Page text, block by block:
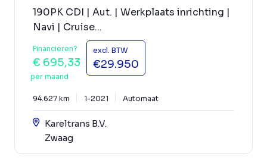
190PK CDI | Aut. | Werkplaats inrichting |
Navi | Cruise...
Financieren?
€ 695,33
per maand
excl. BTW
€29.950
94.627 km 1-2021 Automaat
Kareltrans B.V.
Zwaag